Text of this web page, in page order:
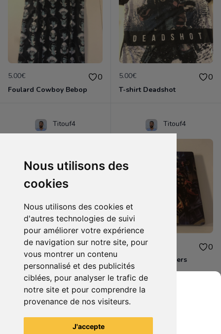
Nous utilisons des
cookies
Nous utilisons des cookies et
d'autres technologies de suivi
pour améliorer votre expérience
de navigation sur notre site, pour
vous montrer un contenu
personnalisé et des publicités
ciblées, pour analyser le trafic de
notre site et pour comprendre la
provenance de nos visiteurs.
J'accepte
5.00€ 0
Foulard Cowboy Bebop
5.00€ 0
T-shirt Deadshot
Titouf4
10.00€ 0
Destiny 2 Xbox one
Titouf4
10.00€ 0
Steelbook Avengers
Voir tous les articles du vendeur
Grenier du Geek